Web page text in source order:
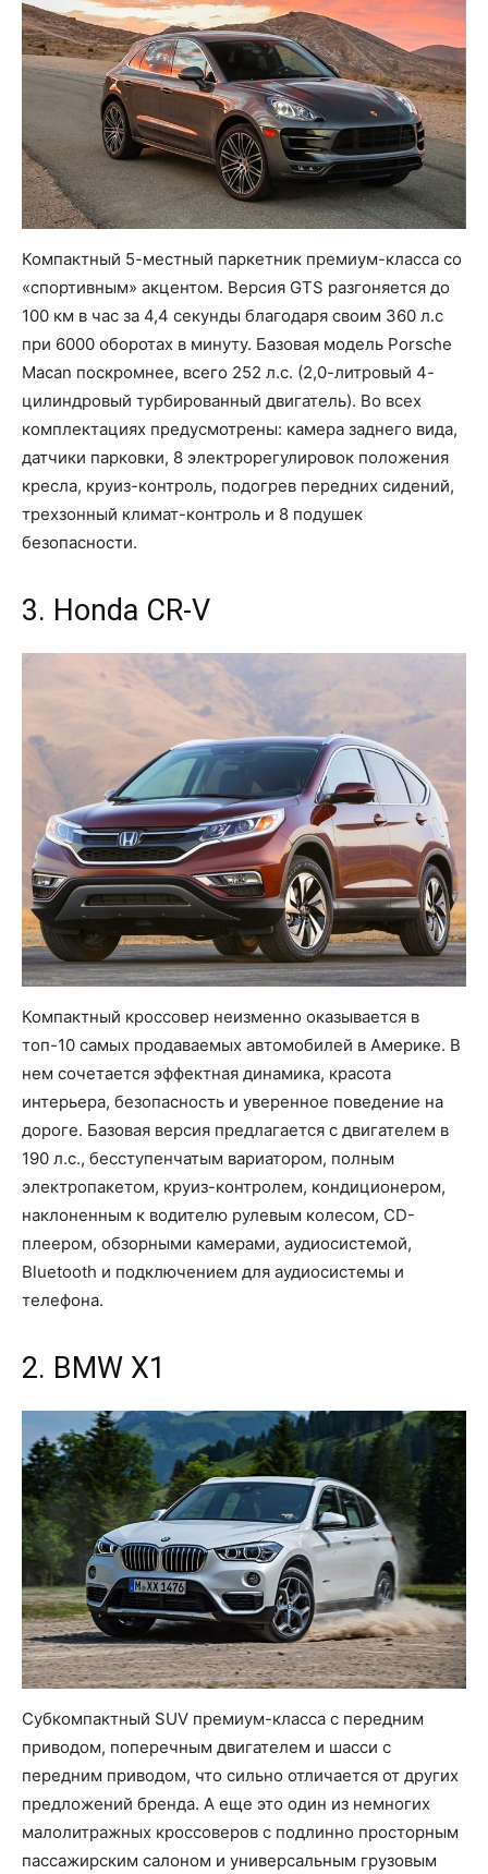
Компактный 5-местный паркетник премиум-класса со
«спортивным» акцентом. Версия GTS разгоняется до
100 км в час за 4,4 секунды благодаря своим 360 л.с
при 6000 оборотах в минуту. Базовая модель Porsche
Macan поскромнее, всего 252 л.с. (2,0-литровый 4-
цилиндровый турбированный двигатель). Во всех
комплектациях предусмотрены: камера заднего вида,
датчики парковки, 8 электрорегулировок положения
кресла, круиз-контроль, подогрев передних сидений,
трехзонный климат-контроль и 8 подушек
безопасности.
3. Honda CR-V
Компактный кроссовер неизменно оказывается в
топ-10 самых продаваемых автомобилей в Америке. В
нем сочетается эффектная динамика, красота
интерьера, безопасность и уверенное поведение на
дороге. Базовая версия предлагается с двигателем в
190 л.с., бесступенчатым вариатором, полным
электропакетом, круиз-контролем, кондиционером,
наклоненным к водителю рулевым колесом, CD-
плеером, обзорными камерами, аудиосистемой,
Bluetooth и подключением для аудиосистемы и
телефона.
2. BMW X1
Субкомпактный SUV премиум-класса с передним
приводом, поперечным двигателем и шасси с
передним приводом, что сильно отличается от других
предложений бренда. А еще это один из немногих
малолитражных кроссоверов с подлинно просторным
пассажирским салоном и универсальным грузовым